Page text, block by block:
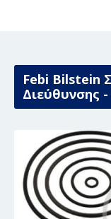
Febi Bilstein
Διεύθυνσης -